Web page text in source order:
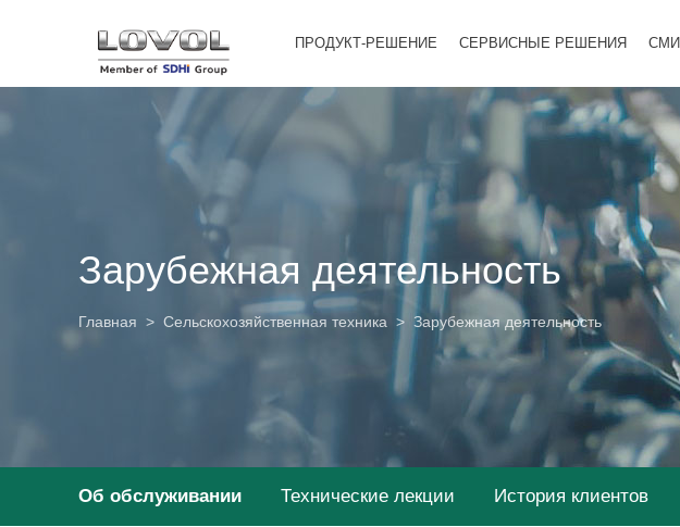
ПРОДУКТ-РЕШЕНИЕ СЕРВИСНЫЕ РЕШЕНИЯ СМИ
Зарубежная деятельность
Главная > Сельскохозяйственная техника > Зарубежная деятельность
Об обслуживании Технические лекции История клиентов